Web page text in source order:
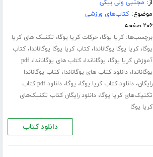
از: مجتبی ولی بیگی
موضوع:کتاب‌های ورزشی
۲۰۶ صفحه
برچسب‌ها:کریا یوگا،حرکات کریا یوگا، تکنیک های کریا
یوگا،کریا یوگا یوگاناندا،کتاب کریا یوگا یوگاناندا،کتاب
آموزش کریا یوگا، یوگاناندا،کتاب های یوگاناندا،pdf
یوگاناندا،دانلود کتاب های یوگاناندا،کتاب یوگاناندا
رایگان،دانلود کتاب کریا یوگا، یوگا،
دانلود pdf کتاب
تکنیک‌های کریا یوگا،دانلود رایگان کتاب تکنیک‌های
کریا یوگا
دانلود کتاب